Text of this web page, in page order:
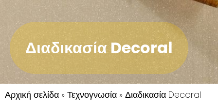
Διαδικασία Decoral
Αρχική σελίδα » Τεχνογνωσία » Διαδικασία Decoral